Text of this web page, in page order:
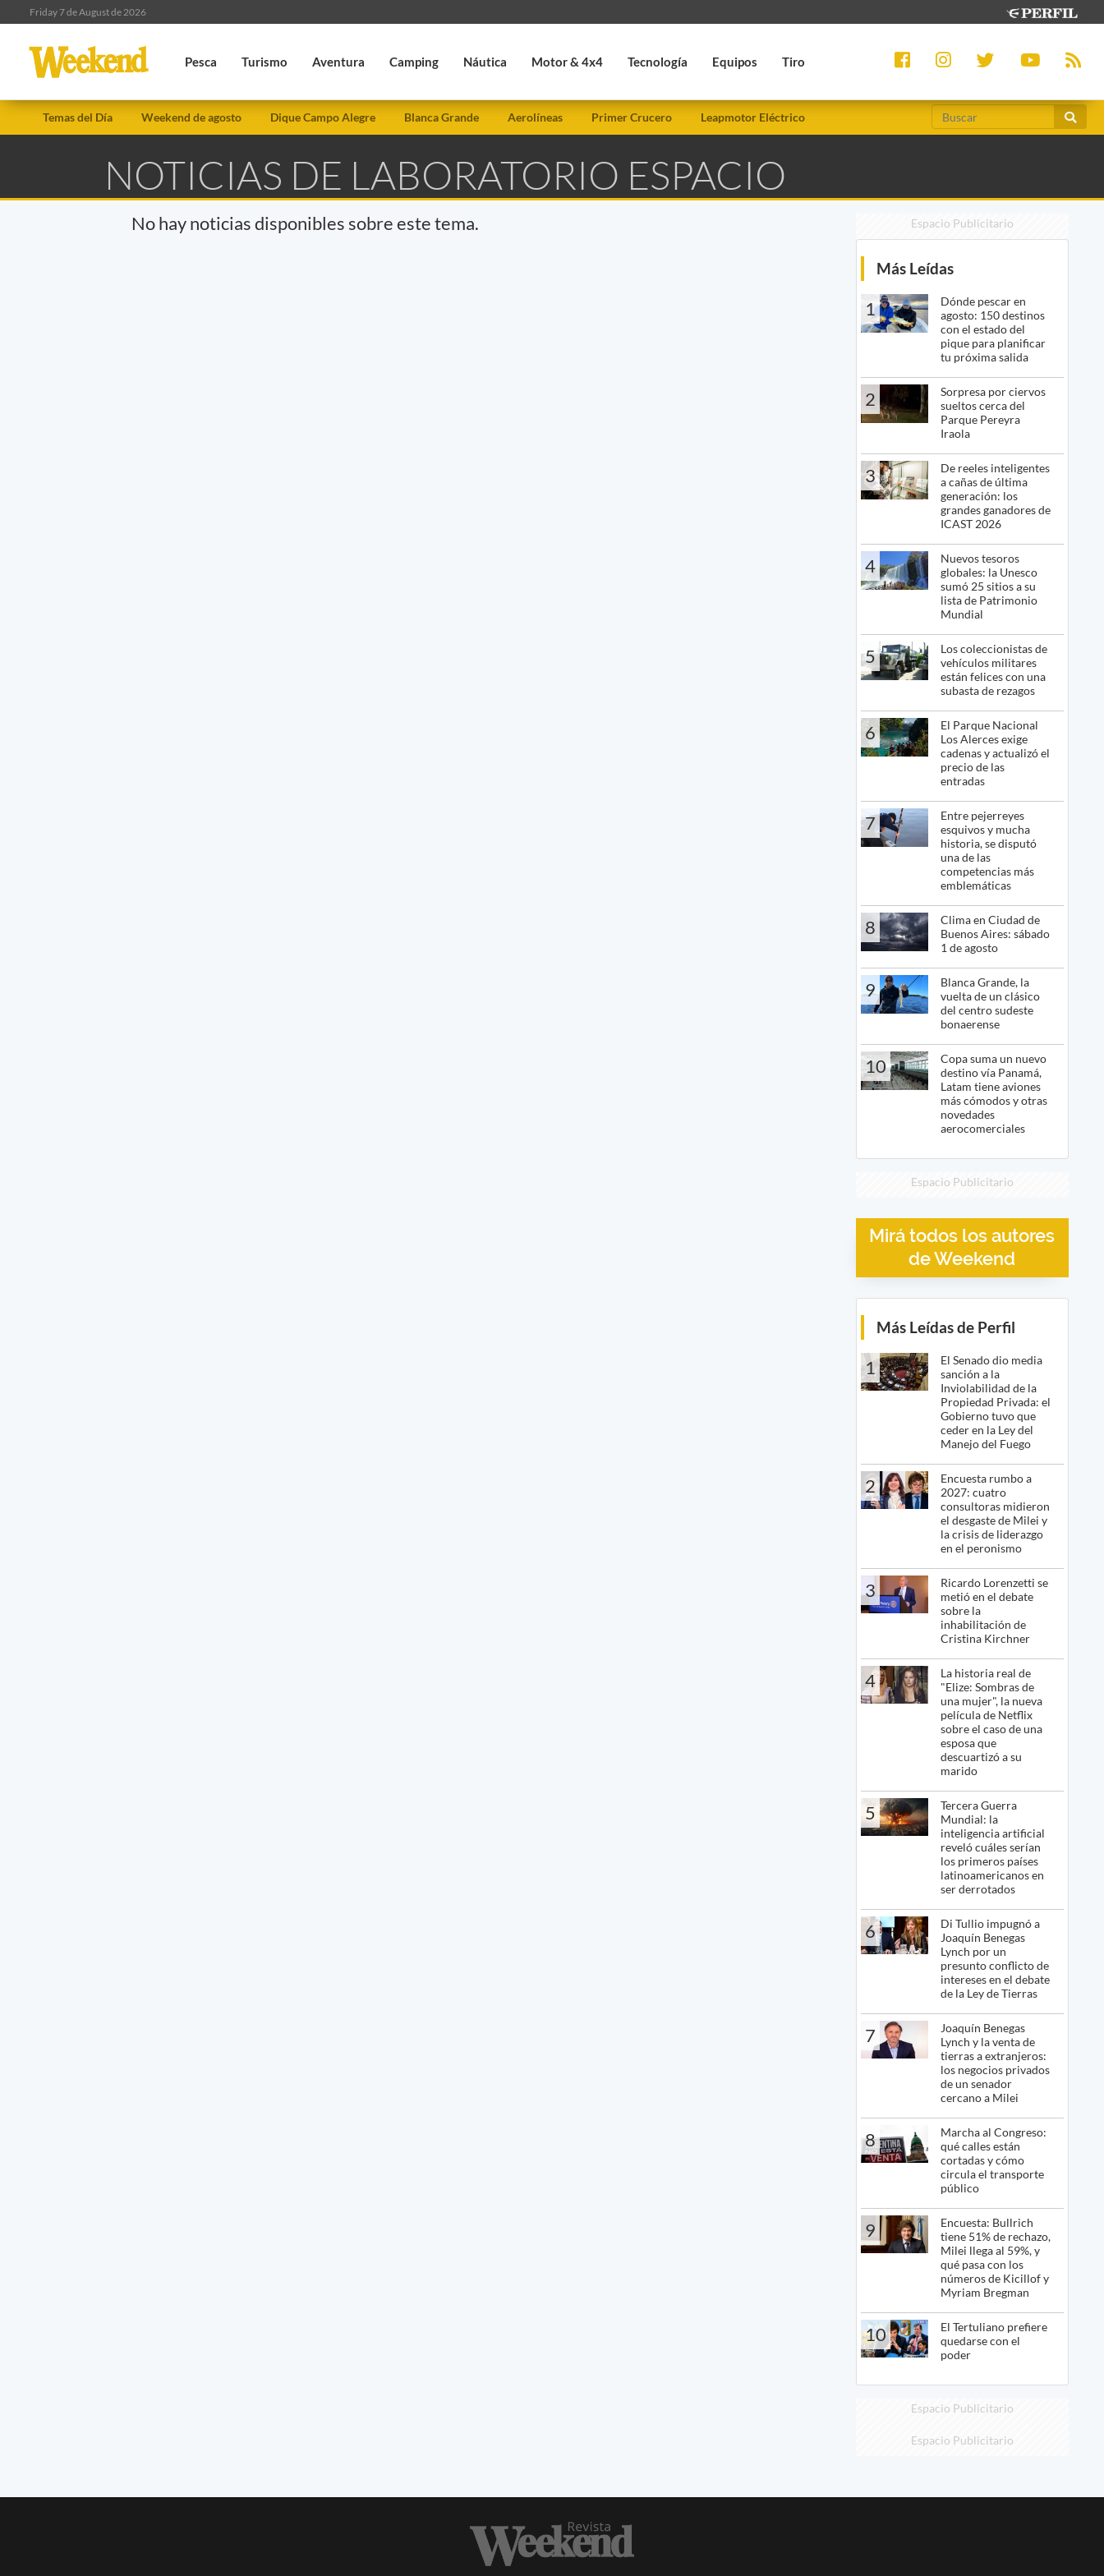
Friday 7 de August de 2026
Pesca Turismo Aventura Camping Náutica Motor & 4x4 Tecnología Equipos Tiro
Temas del Día Weekend de agosto Dique Campo Alegre Blanca Grande Aerolíneas Primer Crucero Leapmotor Eléctrico
NOTICIAS DE LABORATORIO ESPACIO
No hay noticias disponibles sobre este tema. Espacio Publicitario
Más Leídas
1
Dónde pescar en
agosto: 150 destinos
con el estado del
pique para planificar
tu próxima salida
2
Sorpresa por ciervos
sueltos cerca del
Parque Pereyra
Iraola
3
De reeles inteligentes
a cañas de última
generación: los
grandes ganadores de
ICAST 2026
4
Nuevos tesoros
globales: la Unesco
sumó 25 sitios a su
lista de Patrimonio
Mundial
5
Los coleccionistas de
vehículos militares
están felices con una
subasta de rezagos
6
El Parque Nacional
Los Alerces exige
cadenas y actualizó el
precio de las
entradas
7
Entre pejerreyes
esquivos y mucha
historia, se disputó
una de las
competencias más
emblemáticas
8
Clima en Ciudad de
Buenos Aires: sábado
1 de agosto
9
Blanca Grande, la
vuelta de un clásico
del centro sudeste
bonaerense
10
Copa suma un nuevo
destino vía Panamá,
Latam tiene aviones
más cómodos y otras
novedades
aerocomerciales
Espacio Publicitario
Mirá todos los autores
de Weekend
Más Leídas de Perfil
1
El Senado dio media
sanción a la
Inviolabilidad de la
Propiedad Privada: el
Gobierno tuvo que
ceder en la Ley del
Manejo del Fuego
2
Encuesta rumbo a
2027: cuatro
consultoras midieron
el desgaste de Milei y
la crisis de liderazgo
en el peronismo
3
Ricardo Lorenzetti se
metió en el debate
sobre la
inhabilitación de
Cristina Kirchner
4
La historia real de
"Elize: Sombras de
una mujer", la nueva
película de Netflix
sobre el caso de una
esposa que
descuartizó a su
marido
5
Tercera Guerra
Mundial: la
inteligencia artificial
reveló cuáles serían
los primeros países
latinoamericanos en
ser derrotados
6
Di Tullio impugnó a
Joaquín Benegas
Lynch por un
presunto conflicto de
intereses en el debate
de la Ley de Tierras
7
Joaquín Benegas
Lynch y la venta de
tierras a extranjeros:
los negocios privados
de un senador
cercano a Milei
8
Marcha al Congreso:
qué calles están
cortadas y cómo
circula el transporte
público
9
Encuesta: Bullrich
tiene 51% de rechazo,
Milei llega al 59%, y
qué pasa con los
números de Kicillof y
Myriam Bregman
10
El Tertuliano prefiere
quedarse con el
poder
Espacio Publicitario
Espacio Publicitario